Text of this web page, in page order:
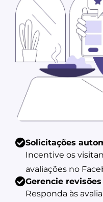
Solicitações
Incentive os
avaliações no
Gerencie
Responda às